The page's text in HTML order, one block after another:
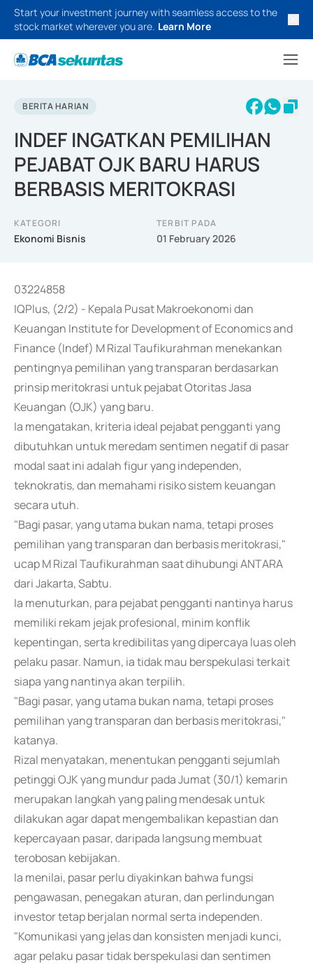
Start your investment journey with seamless access to the
stock market wherever you are. Learn More
BERITA HARIAN
INDEF INGATKAN PEMILIHAN
PEJABAT OJK BARU HARUS
BERBASIS MERITOKRASI
KATEGORI
Ekonomi Bisnis
TERBIT PADA
01 February 2026
03224858
IQPlus, (2/2) - Kepala Pusat Makroekonomi dan
Keuangan Institute for Development of Economics and
Finance (Indef) M Rizal Taufikurahman menekankan
pentingnya pemilihan yang transparan berdasarkan
prinsip meritokrasi untuk pejabat Otoritas Jasa
Keuangan (OJK) yang baru.
Ia mengatakan, kriteria ideal pejabat pengganti yang
dibutuhkan untuk meredam sentimen negatif di pasar
modal saat ini adalah figur yang independen,
teknokratis, dan memahami risiko sistem keuangan
secara utuh.
"Bagi pasar, yang utama bukan nama, tetapi proses
pemilihan yang transparan dan berbasis meritokrasi,"
ucap M Rizal Taufikurahman saat dihubungi ANTARA
dari Jakarta, Sabtu.
Ia menuturkan, para pejabat pengganti nantinya harus
memiliki rekam jejak profesional, minim konflik
kepentingan, serta kredibilitas yang dipercaya luas oleh
pelaku pasar. Namun, ia tidak mau berspekulasi terkait
siapa yang nantinya akan terpilih.
"Bagi pasar, yang utama bukan nama, tetapi proses
pemilihan yang transparan dan berbasis meritokrasi,"
katanya.
Rizal menyatakan, menentukan pengganti sejumlah
petinggi OJK yang mundur pada Jumat (30/1) kemarin
merupakan langkah yang paling mendesak untuk
dilakukan agar dapat mengembalikan kepastian dan
kepercayaan pasar, daripada langsung membuat
terobosan kebijakan.
Ia menilai, pasar perlu diyakinkan bahwa fungsi
pengawasan, penegakan aturan, dan perlindungan
investor tetap berjalan normal serta independen.
"Komunikasi yang jelas dan konsisten menjadi kunci,
agar pelaku pasar tidak berspekulasi dan sentimen